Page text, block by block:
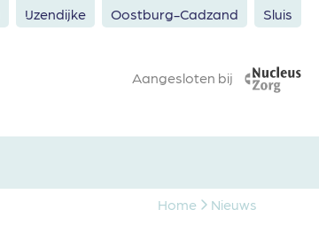
IJzendijke Oostburg-Cadzand Sluis
Aangesloten bij
Home Nieuws